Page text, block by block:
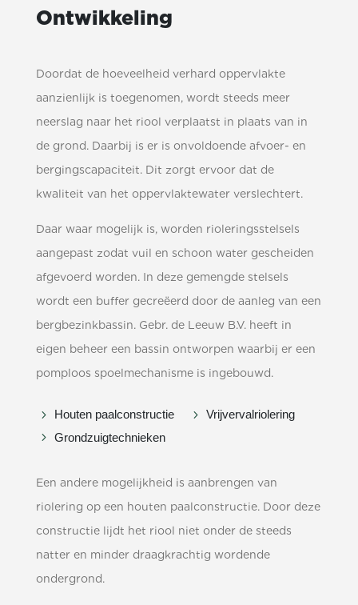
Ontwikkeling
Doordat de hoeveelheid verhard oppervlakte
aanzienlijk is toegenomen, wordt steeds meer
neerslag naar het riool verplaatst in plaats van in
de grond. Daarbij is er is onvoldoende afvoer- en
bergingscapaciteit. Dit zorgt ervoor dat de
kwaliteit van het oppervlaktewater verslechtert.
Daar waar mogelijk is, worden rioleringsstelsels
aangepast zodat vuil en schoon water gescheiden
afgevoerd worden. In deze gemengde stelsels
wordt een buffer gecreëerd door de aanleg van een
bergbezinkbassin. Gebr. de Leeuw B.V. heeft in
eigen beheer een bassin ontworpen waarbij er een
pomploos spoelmechanisme is ingebouwd.
5 Houten paalconstructie 5 Vrijvervalriolering
5 Grondzuigtechnieken
Een andere mogelijkheid is aanbrengen van
riolering op een houten paalconstructie. Door deze
constructie lijdt het riool niet onder de steeds
natter en minder draagkrachtig wordende
ondergrond.